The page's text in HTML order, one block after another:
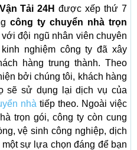
Tải 24H được xếp thứ 7
công ty chuyển nhà trọn
đội ngũ nhân viên chuyên
nghiệm công ty đã xây
hàng trung thành. Theo
bởi chúng tôi, khách hàng
sẽ sử dụng lại dịch vụ của
nhà tiếp theo. Ngoài việc
trọn gói, công ty còn cung
vệ sinh công nghiệp, dịch
sự lựa chọn đáng để bạn